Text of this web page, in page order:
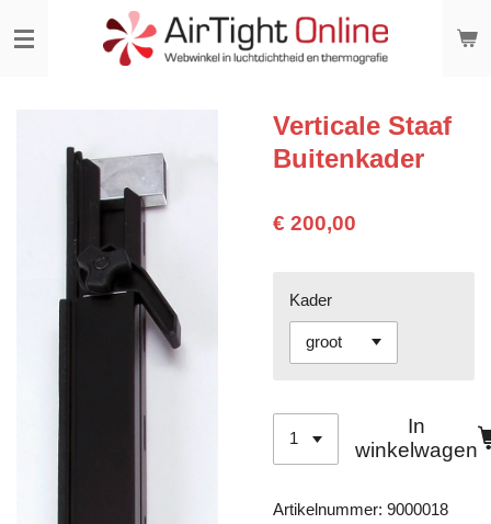
direct
Verticale Staaf
Buitenkader
€ 200,00
Kader
In
winkelwagen
Artikelnummer: 9000018